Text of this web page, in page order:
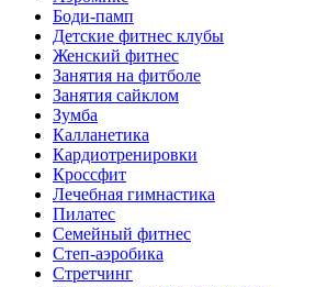
Боди-памп
Детские фитнес клубы
Женский фитнес
Занятия на фитболе
Занятия сайклом
Зумба
Калланетика
Кардиотренировки
Кроссфит
Лечебная гимнастика
Пилатес
Семейный фитнес
Степ-аэробика
Стретчинг